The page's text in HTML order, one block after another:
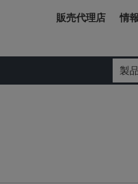
製
販売代理店 情